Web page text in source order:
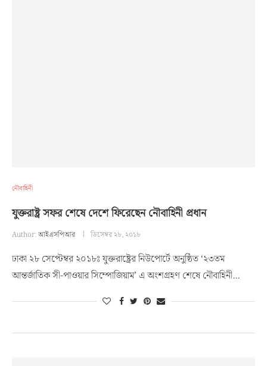
নৌবাহিনী
যুক্তরাষ্ট্র সফর শেষে দেশে ফিরেছেন নৌবাহিনী প্রধান
Author:আইএসপিআর ডিসেম্বর ২৮, ২০১৮
ঢাকা ২৮ সেপ্টেম্বর ২০১৮ঃ যুক্তরাষ্ট্রের নিউপোর্টে অনুষ্ঠিত ‘২৩তম
আন্তর্জাতিক সী-পাওয়ার সিম্পোজিয়াম’ এ অংশগ্রহণ শেষে নৌবাহিনী…